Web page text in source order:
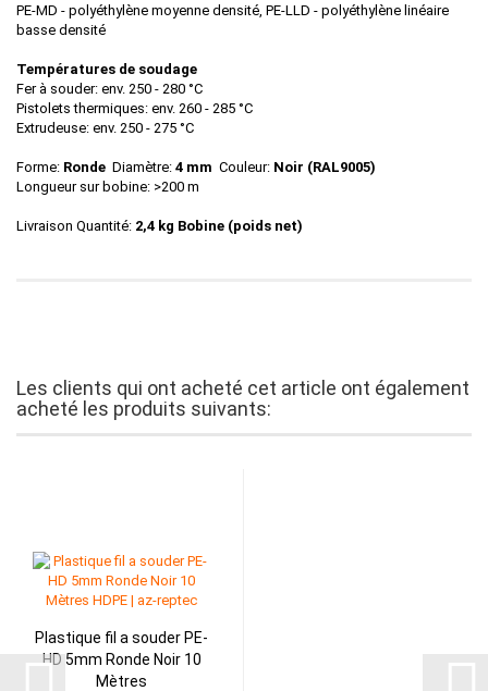
PE-MD - polyéthylène moyenne densité, PE-LLD - polyéthylène linéaire
basse densité
Températures de soudage
Fer à souder: env. 250 - 280 °C
Pistolets thermiques: env. 260 - 285 °C
Extrudeuse: env. 250 - 275 °C
Forme: Ronde Diamètre: 4 mm Couleur: Noir (RAL9005)
Longueur sur bobine: >200 m
Livraison Quantité: 2,4 kg Bobine (poids net)
Les clients qui ont acheté cet article ont également
acheté les produits suivants:
Plastique fil a souder PE-
HD 5mm Ronde Noir 10
Mètres